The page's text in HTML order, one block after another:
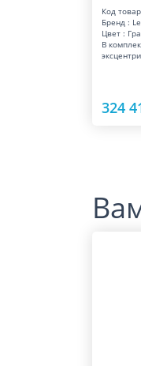
Код
Бренд :
Цвет :
В
324